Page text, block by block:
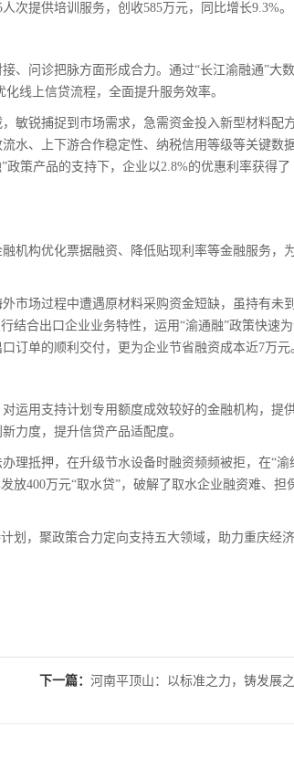
次提供培训服务，创收585万元，同比增长9.3%。
问诊把脉方面形成合力。通过“长江渝融通”大
线上信贷流程，全面提升服务效率。
锐捕捉到市场需求，急需资金投入新型材料配
水、上下游合作稳定性、纳税信用等级等关键数
策产品的支持下，企业以2.8%的优惠利率获得了
构优化票据融资、降低贴现利率等金融服务，
场过程中遭遇原材料采购资金短缺，虽持有未到
结合出口企业业务特性，运用“渝通融”政策快速
订单的顺利交付，更为企业节省融资成本近7万元
用支持计划专用额度成效较好的金融机构，提
力度，提升信贷产品适配度。
抵押，在升级节水设备时融资频频被拒，在“渝
放400万元“取水贷”，破解了取水企业融资难、担
，聚政策合力定向支持五大领域，助力重庆经
下一篇： 河南平顶山：以标准之力，铸发展